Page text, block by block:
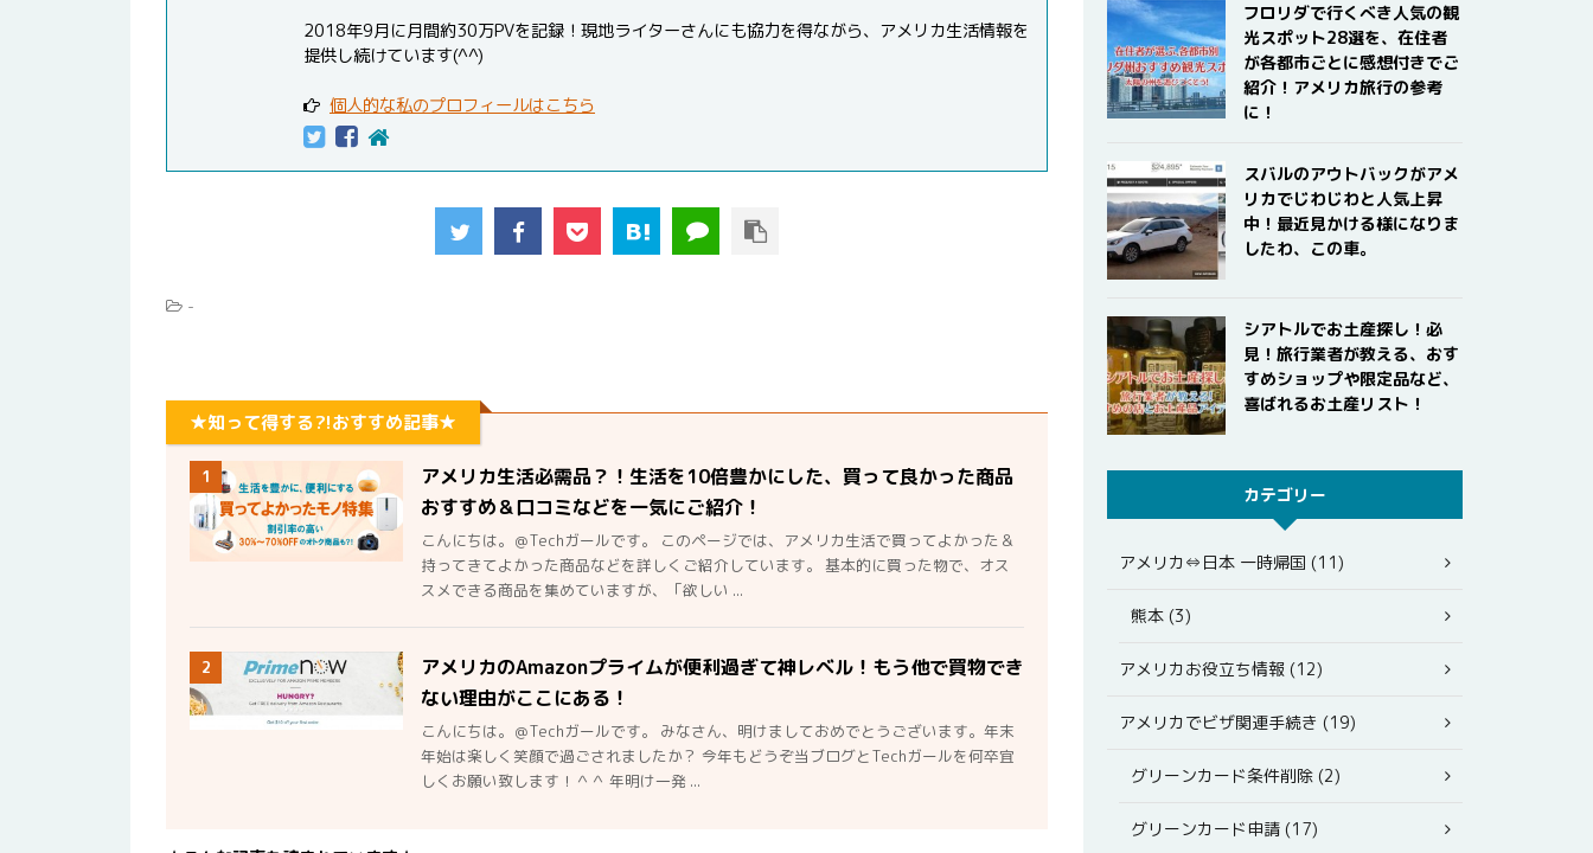
2018年9月に月間約30万PVを記録！現地ライターさんにも協力を得ながら、アメリカ生活情報を
提供し続けています(^^)
個人的な私のプロフィールはこちら
-
★知って得する?!おすすめ記事★
1
アメリカ生活必需品？！生活を10倍豊かにした、買って良かった商品
おすすめ＆口コミなどを一気にご紹介！
こんにちは。＠Techガールです。 このページでは、アメリカ生活で買ってよかった＆
持ってきてよかった商品などを詳しくご紹介しています。 基本的に買った物で、オス
スメできる商品を集めていますが、「欲しい ...
2
アメリカのAmazonプライムが便利過ぎて神レベル！もう他で買物でき
ない理由がここにある！
こんにちは。＠Techガールです。 みなさん、明けましておめでとうございます。年末
年始は楽しく笑顔で過ごされましたか？ 今年もどうぞ当ブログとTechガールを何卒宜
しくお願い致します！＾＾ 年明け一発 ...
フロリダで行くべき人気の観
光スポット28選を、在住者
が各都市ごとに感想付きでご
紹介！アメリカ旅行の参考
に！
スバルのアウトバックがアメ
リカでじわじわと人気上昇
中！最近見かける様になりま
したわ、この車。
シアトルでお土産探し！必
見！旅行業者が教える、おす
すめショップや限定品など、
喜ばれるお土産リスト！
カテゴリー
アメリカ⇔日本 一時帰国 (11)
熊本 (3)
アメリカお役立ち情報 (12)
アメリカでビザ関連手続き (19)
グリーンカード条件削除 (2)
グリーンカード申請 (17)